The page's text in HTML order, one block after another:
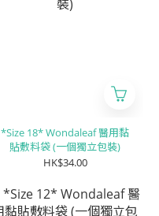
*Size 18* Wondaleaf 醫用黏
貼敷料袋 (一個獨立包裝)
HK$34.00